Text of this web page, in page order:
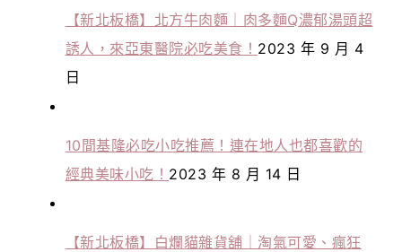
【新北板橋】北方牛肉麵｜肉多麵Q濃郁湯頭超
誘人，來亞東醫院必吃美食！ 2023 年 9 月 4
日
10間基隆必吃小吃推薦！連在地人也都喜歡的
經典美味小吃！ 2023 年 8 月 14 日
【新北板橋】白爛貓雜貨舖｜淘氣可愛、瘋狂